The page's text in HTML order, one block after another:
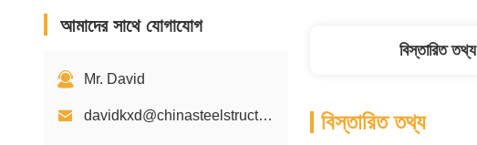
আমাদের সাথে যোগাযোগ
Mr. David
davidkxd@chinasteelstructure.cn
বিস্তারিত তথ্য
বিস্তারিত তথ্য